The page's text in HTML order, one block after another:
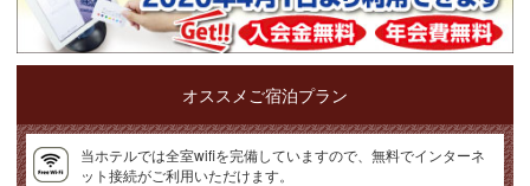
オススメご宿泊プラン
当ホテルでは全室wifiを完備していますので、無料でインターネ
ット接続がご利用いただけます。